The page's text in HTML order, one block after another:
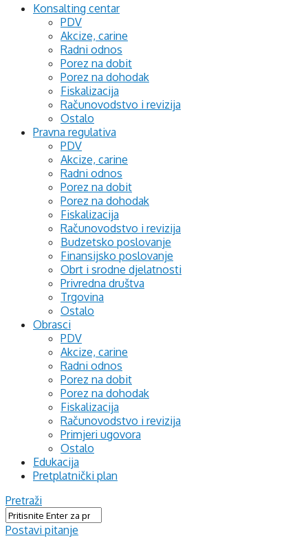
Konsalting centar
PDV
Akcize, carine
Radni odnos
Porez na dobit
Porez na dohodak
Fiskalizacija
Računovodstvo i revizija
Ostalo
Pravna regulativa
PDV
Akcize, carine
Radni odnos
Porez na dobit
Porez na dohodak
Fiskalizacija
Računovodstvo i revizija
Budzetsko poslovanje
Finansijsko poslovanje
Obrt i srodne djelatnosti
Privredna društva
Trgovina
Ostalo
Obrasci
PDV
Akcize, carine
Radni odnos
Porez na dobit
Porez na dohodak
Fiskalizacija
Računovodstvo i revizija
Primjeri ugovora
Ostalo
Edukacija
Pretplatnički plan
Pretraži
Postavi pitanje